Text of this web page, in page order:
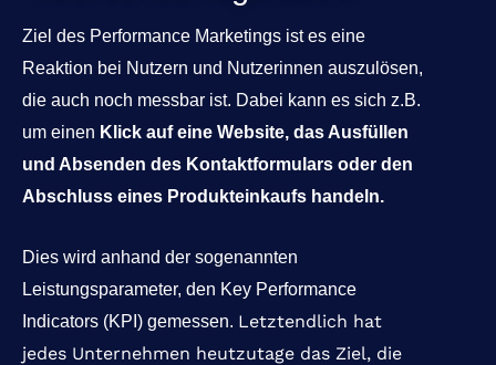
Ziel des Performance Marketings ist es eine
Reaktion bei Nutzern und Nutzerinnen auszulösen,
die auch noch messbar ist. Dabei kann es sich z.B.
um einen Klick auf eine Website, das Ausfüllen
und Absenden des Kontaktformulars oder den
Abschluss eines Produkteinkaufs handeln.
Dies wird anhand der sogenannten
Leistungsparameter, den Key Performance
Indicators (KPI) gemessen. Letztendlich hat
jedes Unternehmen heutzutage das Ziel, die